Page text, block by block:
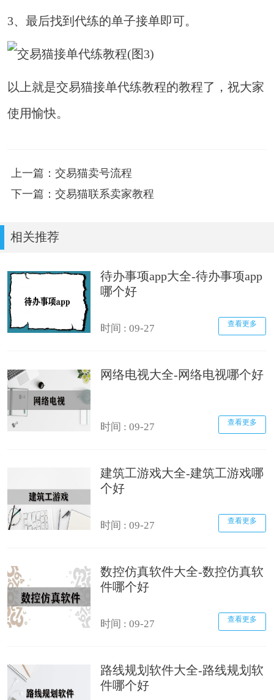
3、最后找到代练的单子接单即可。
以上就是交易猫接单代练教程的教程了，祝大家
使用愉快。
上一篇：交易猫卖号流程
下一篇：交易猫联系卖家教程
相关推荐
待办事项app大全-待办事项app
哪个好
时间 : 09-27 查看更多
网络电视大全-网络电视哪个好
时间 : 09-27 查看更多
建筑工游戏大全-建筑工游戏哪
个好
时间 : 09-27 查看更多
数控仿真软件大全-数控仿真软
件哪个好
时间 : 09-27 查看更多
路线规划软件大全-路线规划软
件哪个好